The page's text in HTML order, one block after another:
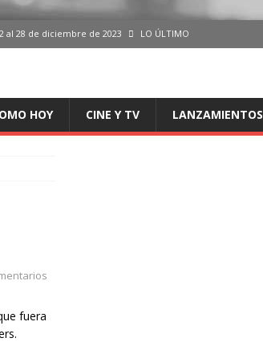
al 28 de diciembre de 2023 LO ÚLTIMO
HOY CINE Y TV LANZAMIENTOS
fuera